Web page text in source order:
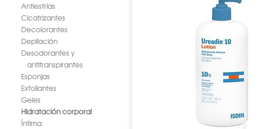
Antiestrías
Cicatrizantes
Decolorantes
Depilación
Desodorantes y
antitranspirantes
Esponjas
Exfoliantes
Geles
Hidratación corporal
Íntima